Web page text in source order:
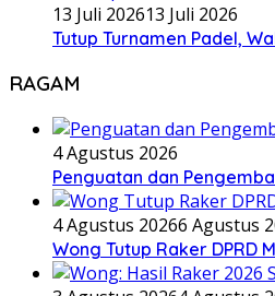
13 Juli 202613 Juli 2026
Tutup Turnamen Padel,
RAGAM
4 Agustus 2026
Penguatan dan
4 Agustus 20266 Agustus
Wong Tutup Raker DPRD